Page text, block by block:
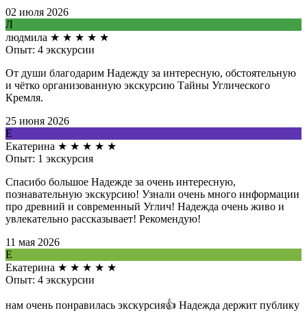
02 июля 2026
Л
людмила ★ ★ ★ ★ ★
Опыт: 4 экскурсии
От души благодарим Надежду за интересную, обстоятельную
и чётко организованную экскурсию Тайны Углического
Кремля.
25 июня 2026
Е
Екатерина ★ ★ ★ ★ ★
Опыт: 1 экскурсия
Спасибо большое Надежде за очень интересную,
познавательную экскурсию! Узнали очень много информации
про древний и современный Углич! Надежда очень живо и
увлекательно рассказывает! Рекомендую!
11 мая 2026
Е
Екатерина ★ ★ ★ ★ ★
Опыт: 4 экскурсии
нам очень понравилась экскурсия👍 Надежда держит публику